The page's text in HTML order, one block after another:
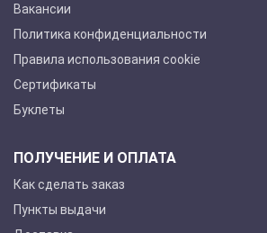
Вакансии
Политика конфиденциальности
Правила использования cookie
Сертификаты
Буклеты
ПОЛУЧЕНИЕ И ОПЛАТА
Как сделать заказ
Пункты выдачи